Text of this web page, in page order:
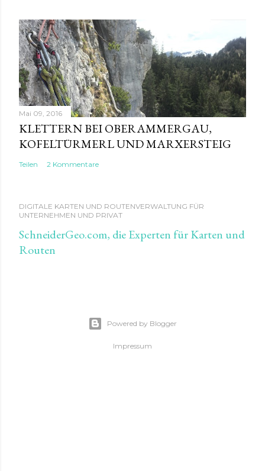
Mai 09, 2016
KLETTERN BEI OBERAMMERGAU,
KOFELTÜRMERL UND MARXERSTEIG
Teilen 2 Kommentare
DIGITALE KARTEN UND ROUTENVERWALTUNG FÜR
UNTERNEHMEN UND PRIVAT
SchneiderGeo.com, die Experten für Karten und
Routen
Powered by Blogger
Impressum